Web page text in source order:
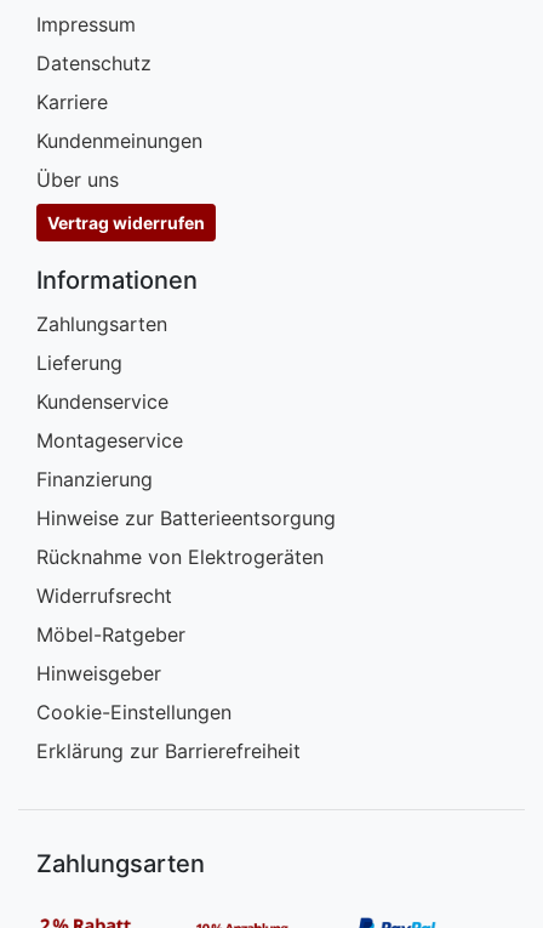
Impressum
Datenschutz
Karriere
Kundenmeinungen
Über uns
Vertrag widerrufen
Informationen
Zahlungsarten
Lieferung
Kundenservice
Montageservice
Finanzierung
Hinweise zur Batterieentsorgung
Rücknahme von Elektrogeräten
Widerrufsrecht
Möbel-Ratgeber
Hinweisgeber
Cookie-Einstellungen
Erklärung zur Barrierefreiheit
Zahlungsarten